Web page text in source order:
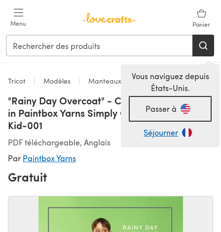
Menu Panier
Vous naviguez depuis
États-Unis.
Passer à
Séjourner
Tricot Modèles Manteaux
"Rainy Day Overcoat" - Coat Knitting Pattern
in Paintbox Yarns Simply Chunky - Chunky-
Kid-001
PDF téléchargeable, Anglais
Par Paintbox Yarns
Gratuit